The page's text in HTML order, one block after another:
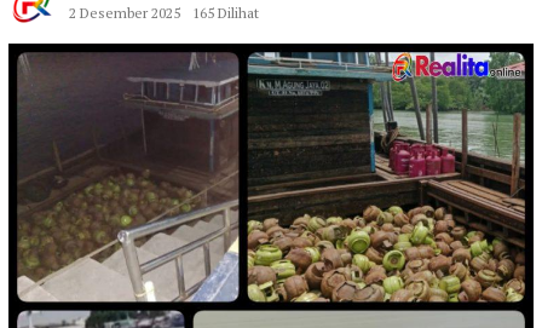
2 Desember 2025
165 Dilihat